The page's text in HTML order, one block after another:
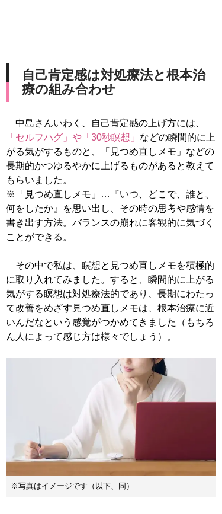
自己肯定感は対処療法と根本治
療の組み合わせ
中島さんいわく、自己肯定感の上げ方には、
「セルフハグ」や「30秒瞑想」 などの瞬間的に上
がる気がするものと、「見つめ直しメモ」などの
長期的かつゆるやかに上げるものがあると教えて
もらいました。
※「見つめ直しメモ」…『いつ、どこで、誰と、
何をしたか』を思い出し、その時の思考や感情を
書き出す方法。バランスの崩れに客観的に気づく
ことができる。
その中で私は、瞑想と見つめ直しメモを積極的
に取り入れてみました。すると、瞬間的に上がる
気がする瞑想は対処療法的であり、長期にわたっ
て改善をめざす見つめ直しメモは、根本治療に近
いんだなという感覚がつかめてきました（もちろ
ん人によって感じ方は様々でしょう）。
※写真はイメージです（以下、同）